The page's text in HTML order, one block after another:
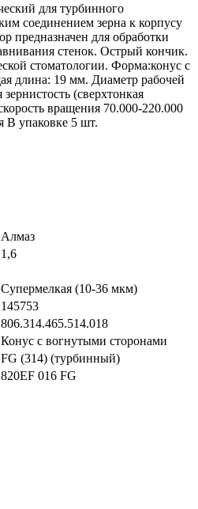
для турбинного
соединением зерна к корпусу
предназначен для обработки
стенок. Острый кончик.
стоматологии. Форма:конус с
длина: 19 мм. Диаметр рабочей
(сверхтонкая
вращения 70.000-220.000
В упаковке 5 шт.
Алмаз
1,6
Супермелкая (10-36 мкм)
145753
806.314.465.514.018
Конус с вогнутыми сторонами
FG (314) (турбинный)
820EF 016 FG